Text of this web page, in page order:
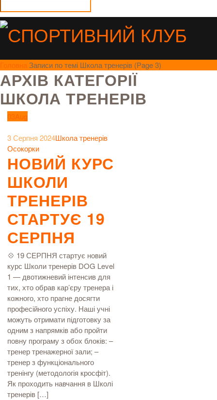
Головна Записи по темі Школа тренерів (Page 3)
АРХІВ КАТЕГОРІЇ
ШКОЛА ТРЕНЕРІВ
03Aug
3 Серпня 2024Школа тренерів
Осокорки
НОВИЙ КУРС
ШКОЛИ
ТРЕНЕРІВ
СТАРТУЄ 19
СЕРПНЯ
💠 19 СЕРПНЯ стартує новий
курс Школи тренерів DOG Level
1 — двотижневий інтенсив для
тих, хто обрав кар’єру тренера і
кожного, хто прагне досягти
професійного успіху. Наші учні
можуть отримати підготовку за
одним з напрямків або пройти
повну програму з обох блоків: –
тренер тренажерної зали; –
тренер з функціонального
тренінгу (методологія кросфіт).
Як проходить навчання в Школі
тренерів […]